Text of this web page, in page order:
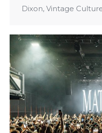
Dixon, Vintage